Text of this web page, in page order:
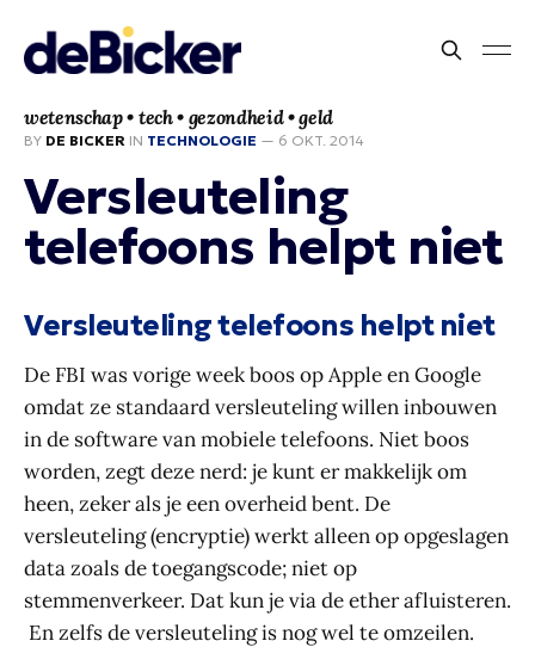
wetenschap • tech • gezondheid • geld
BY DE BICKER IN TECHNOLOGIE — 6 OKT. 2014
Versleuteling
telefoons helpt niet
Versleuteling telefoons helpt niet
De FBI was vorige week boos op Apple en Google
omdat ze standaard versleuteling willen inbouwen
in de software van mobiele telefoons. Niet boos
worden, zegt deze nerd: je kunt er makkelijk om
heen, zeker als je een overheid bent. De
versleuteling (encryptie) werkt alleen op opgeslagen
data zoals de toegangscode; niet op
stemmenverkeer. Dat kun je via de ether afluisteren.
En zelfs de versleuteling is nog wel te omzeilen.